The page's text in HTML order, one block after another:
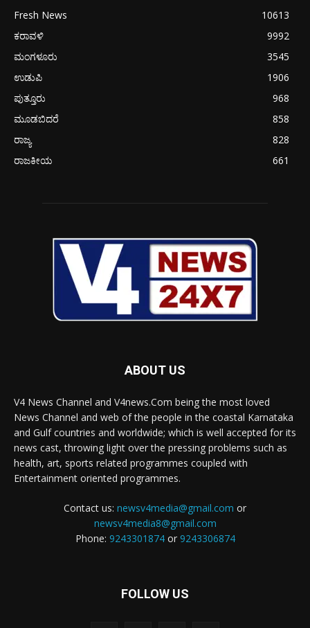
Fresh News
10613
ಕರಾವಳಿ
9992
ಮಂಗಳೂರು
3545
ಉಡುಪಿ
1906
ಪುತ್ತೂರು
968
ಮೂಡಬಿದರೆ
858
ರಾಜ್ಯ
828
ರಾಜಕೀಯ
661
ABOUT US
V4 News Channel and V4news.Com being the most loved
News Channel and web of the people in the coastal Karnataka
and Gulf countries and worldwide; which is well accepted for its
news cast, throwing light over the pressing problems such as
health, art, sports related programmes coupled with
Entertainment oriented programmes.
Contact us: newsv4media@gmail.com or
newsv4media8@gmail.com
Phone: 9243301874or 9243306874
FOLLOW US